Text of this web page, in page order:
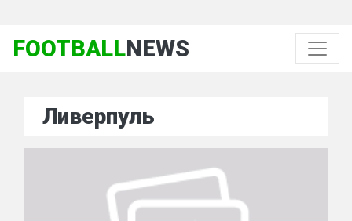
FOOTBALLNEWS
Ливерпуль